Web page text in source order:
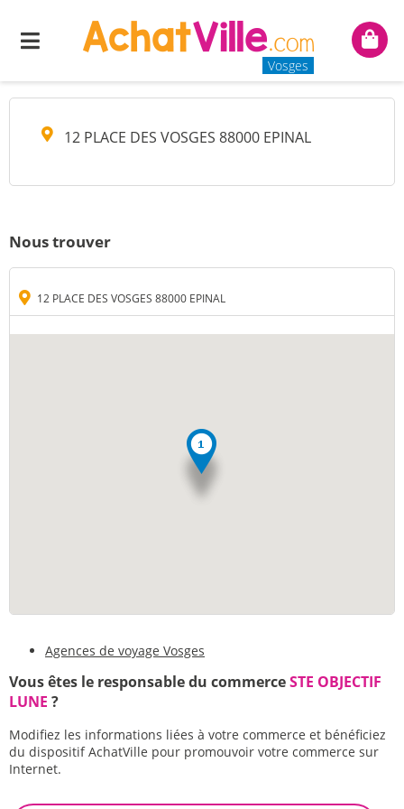
Menu
Vosges
Mon
STE OBJECTIF LUNE
12 PLACE DES VOSGES 88000 EPINAL
Nous trouver
12 PLACE DES VOSGES 88000 EPINAL
Agences de voyage Vosges
Vous êtes le responsable du commerceSTE OBJECTIF
LUNE ?
Modifiez les informations liées à votre commerce et bénéficiez
du dispositif AchatVille pour promouvoir votre commerce sur
Internet.